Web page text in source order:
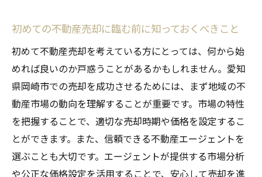
初めての不動産売却に臨む前に知っておくべきこと
初めて不動産売却を考えている方にとっては、何から始
めれば良いのか戸惑うことがあるかもしれません。愛知
県岡崎市での売却を成功させるためには、まず地域の不
動産市場の動向を理解することが重要です。市場の特性
を把握することで、適切な売却時期や価格を設定するこ
とができます。また、信頼できる不動産エージェントを
選ぶことも大切です。エージェントが提供する市場分析
や公正な価格設定を活用することで、安心して売却を進